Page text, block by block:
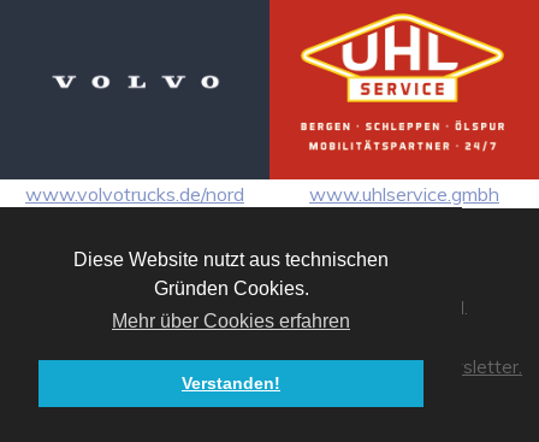
Diese Website nutzt aus technischen
Gründen Cookies.
Mehr über Cookies erfahren
Verstanden!
www.volvotrucks.de/nord www.uhlservice.gmbh
© 2026 Uhl Trucks Gruppe. All Rights Reserved.
Datenschutz.
Impressum.
Themenfinder.
Elektronischer Rechnungsversand.
IT Support. Newsletter.